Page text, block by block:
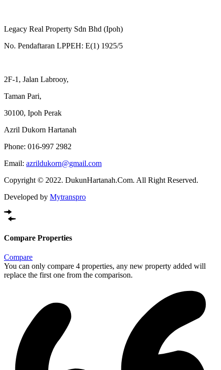
Legacy Real Property Sdn Bhd (Ipoh)
No. Pendaftaran LPPEH: E(1) 1925/5
2F-1, Jalan Labrooy,
Taman Pari,
30100, Ipoh Perak
Azril Dukorn Hartanah
Phone: 016-997 2982
Email: azrildukorn@gmail.com
Copyright © 2022. DukunHartanah.Com. All Right Reserved.
Developed by Mytranspro
Compare Properties
Compare
You can only compare 4 properties, any new property added will
replace the first one from the comparison.